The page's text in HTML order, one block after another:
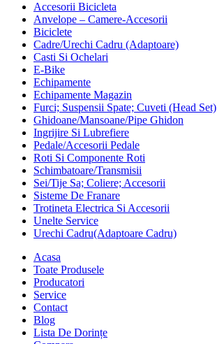
Accesorii Bicicleta
Anvelope – Camere-Accesorii
Biciclete
Cadre/Urechi Cadru (Adaptoare)
Casti Si Ochelari
E-Bike
Echipamente
Echipamente Magazin
Furci; Suspensii Spate; Cuveti (Head Set)
Ghidoane/Mansoane/Pipe Ghidon
Ingrijire Si Lubrefiere
Pedale/Accesorii Pedale
Roti Si Componente Roti
Schimbatoare/Transmisii
Sei/Tije Sa; Coliere; Accesorii
Sisteme De Franare
Trotineta Electrica Si Accesorii
Unelte Service
Urechi Cadru(Adaptoare Cadru)
Acasa
Toate Produsele
Producatori
Service
Contact
Blog
Lista De Dorințe